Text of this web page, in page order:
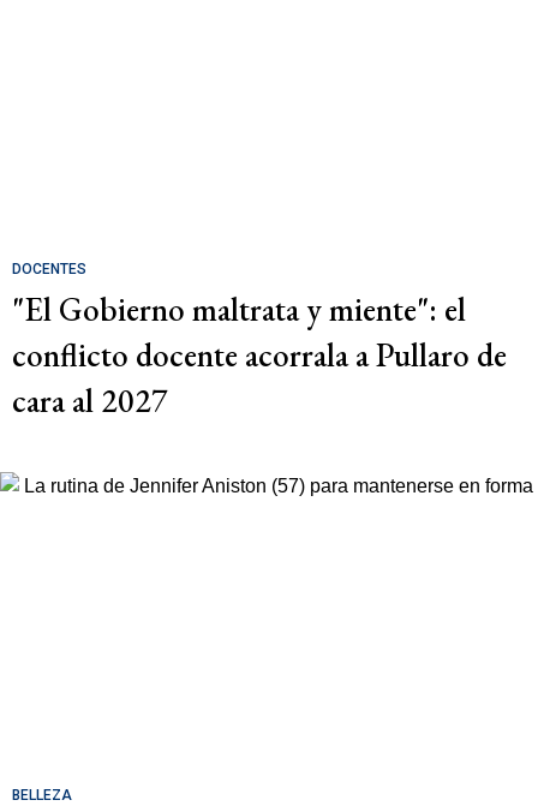
DOCENTES
"El Gobierno maltrata y miente": el
conflicto docente acorrala a Pullaro de
cara al 2027
BELLEZA